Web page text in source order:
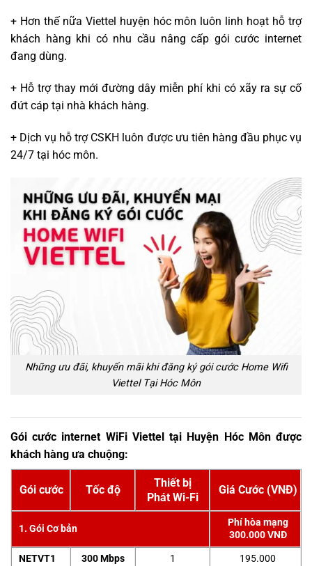
+ Hơn thế nữa Viettel huyện hóc môn luôn linh hoạt hỗ trợ
khách hàng khi có nhu cầu nâng cấp gói cước internet
đang dùng.
+ Hỗ trợ thay mới đường dây miễn phí khi có xãy ra sự cố
đứt cáp tại nhà khách hàng.
+ Dịch vụ hỗ trợ CSKH luôn được ưu tiên hàng đầu phục vụ
24/7 tại hóc môn.
Những ưu đãi, khuyến mãi khi đăng ký gói cước Home Wifi
Viettel Tại Hóc Môn
Gói cước internet WiFi Viettel tại Huyện Hóc Môn được
khách hàng ưa chuộng:
Gói cước Tốc độ
Thiết bị
Phát Wi-Fi
Giá Cước (VNĐ)
1. Gói Cơ bản
Phí hòa mạng
300.000 VNĐ
NETVT1
300 Mbps 1 195.000